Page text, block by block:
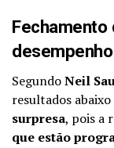
desempenho
SegundoNeil
resultados abaixo
surpresa, pois a
que estão